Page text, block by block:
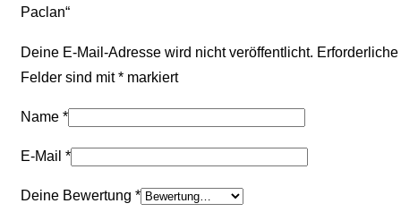
Paclan“
Deine E-Mail-Adresse wird nicht veröffentlicht. Erforderliche
Felder sind mit* markiert
Name *
E-Mail *
Deine Bewertung *